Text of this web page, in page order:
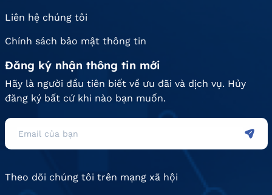
Liên hệ chúng tôi
Chính sách bảo mật thông tin
Đăng ký nhận thông tin mới
Hãy là người đầu tiên biết về ưu đãi và dịch vụ. Hủy
đăng ký bất cứ khi nào bạn muốn.
Theo dõi chúng tôi trên mạng xã hội